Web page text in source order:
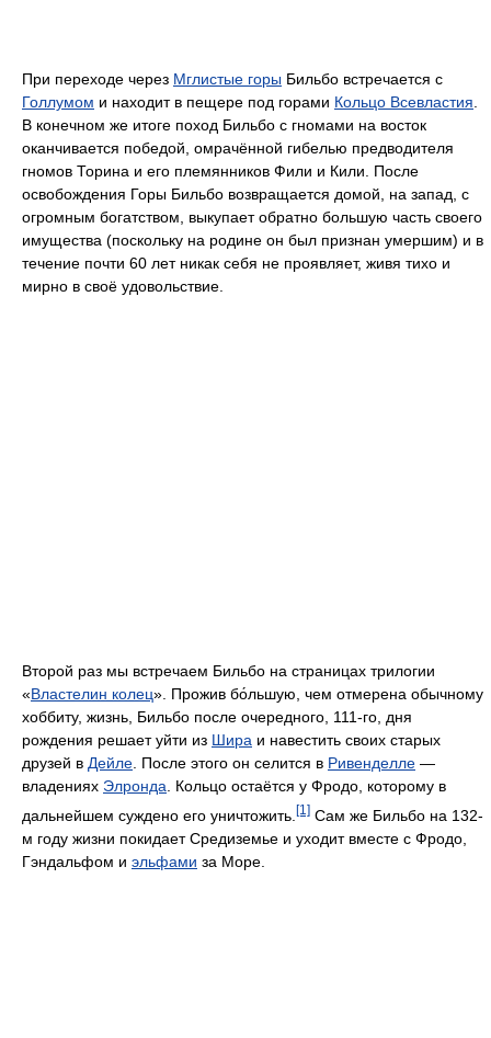
При переходе через Мглистые горы Бильбо встречается с
Голлумом и находит в пещере под горами Кольцо Всевластия
В конечном же итоге поход Бильбо с гномами на восток
оканчивается победой, омрачённой гибелью предводителя
гномов Торина и его племянников Фили и Кили. После
освобождения Горы Бильбо возвращается домой, на запад, с
огромным богатством, выкупает обратно большую часть своего
имущества (поскольку на родине он был признан умершим) и в
течение почти 60 лет никак себя не проявляет, живя тихо и
мирно в своё удовольствие.
Второй раз мы встречаем Бильбо на страницах трилогии
«Властелин колец». Прожив бо́льшую, чем отмерена обычному
хоббиту, жизнь, Бильбо после очередного, 111-го, дня
рождения решает уйти из Шира и навестить своих старых
друзей в Дейле . После этого он селится в Ривенделле —
владениях Элронда . Кольцо остаётся у Фродо, которому в
дальнейшем суждено его уничтожить. [1] Сам же Бильбо на 132-
м году жизни покидает Средиземье и уходит вместе с Фродо,
Гэндальфом и эльфами за Море.